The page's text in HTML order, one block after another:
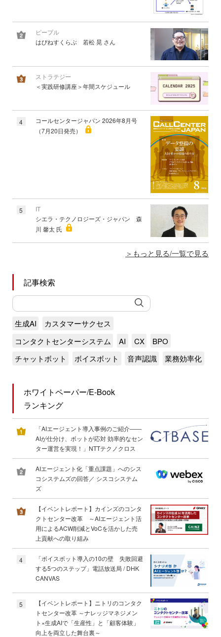
ピープル
はぴねすくらぶ 若松 晃 さん
ストラテジー
＜実践研修講座＞年間スケジュール
4
コールセンタージャパン 2026年8月号
（7月20日発売）
5
IT
シエラ・テクノロジーズ・ジャパン 森
川 馨太 氏
もっと見る/一覧で見る
記事検索
生成AI
カスタマーサクセス
コンタクトセンターシステム
AI CX
BPO
チャットボット
ボイスボット 音声認識 業務効率化
ホワイトペーパー/E-Book
ランキング
「AIエージェント導入事例のご紹介――
AIが仕分け、ボットが応対 効率的なセン
ター運営を実現！」NTTテクノクロス
AIエージェント化「重点課題」へのシス
コシステムズの回答／ シスコシステム
ズ
【イベントレポート】カインズのコンタ
クトセンター改革 ～AIエージェント活
用によるACW削減とVoCを活かした売
上貢献への取り組み
4
「ボイスボット導入の10の壁 失敗回避
する5つのステップ」電話放送局 / DHK
CANVAS
5
【イベントレポート】ニトリのコンタク
トセンター改革 ～ナレッジマネジメン
ト×生成AIで「生産性」と「顧客体験」
向上を両立した舞台裏～